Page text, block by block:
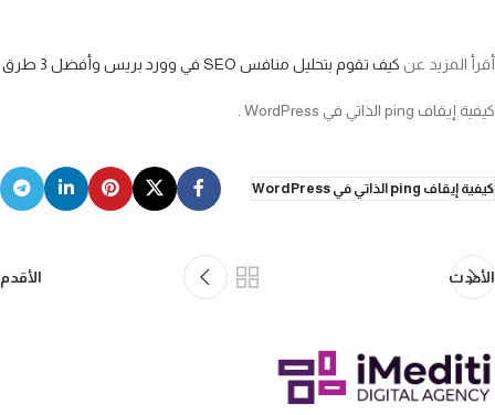
أقرأ المزيد عن كيف تقوم بتحليل منافس SEO في وورد بريس وأفضل 3 طرق
كيفية إيقاف ping الذاتي في WordPress .
كيفية إيقاف ping الذاتي في WordPress
الأحدث الأقدم